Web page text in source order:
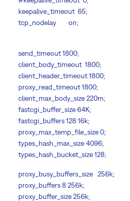
keepalive_timeout 65;
tcp_nodelay on;
send_timeout 1800;
client_body_timeout 1800;
client_header_timeout 1800;
proxy_read_timeout 1800;
client_max_body_size 220m;
fastcgi_buffer_size 64K;
fastcgi_buffers 128 16k;
proxy_max_temp_file_size 0;
types_hash_max_size 4096;
types_hash_bucket_size 128;
proxy_busy_buffers_size 256k;
proxy_buffers 8 256k;
proxy_buffer_size 256k;